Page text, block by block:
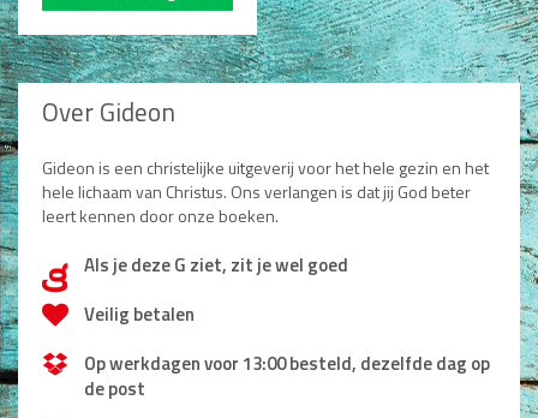
Over Gideon
Gideon is een christelijke uitgeverij voor het hele gezin en het
hele lichaam van Christus. Ons verlangen is dat jij God beter
leert kennen door onze boeken.
dAls je deze G ziet, zit je wel goed
Veilig betalen
Op werkdagen voor 13:00 besteld, dezelfde dag op
de post